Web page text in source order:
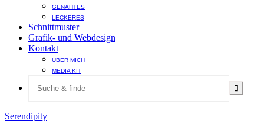
GENÄHTES
LECKERES
Schnittmuster
Grafik- und Webdesign
Kontakt
ÜBER MICH
MEDIA KIT
Serendipity